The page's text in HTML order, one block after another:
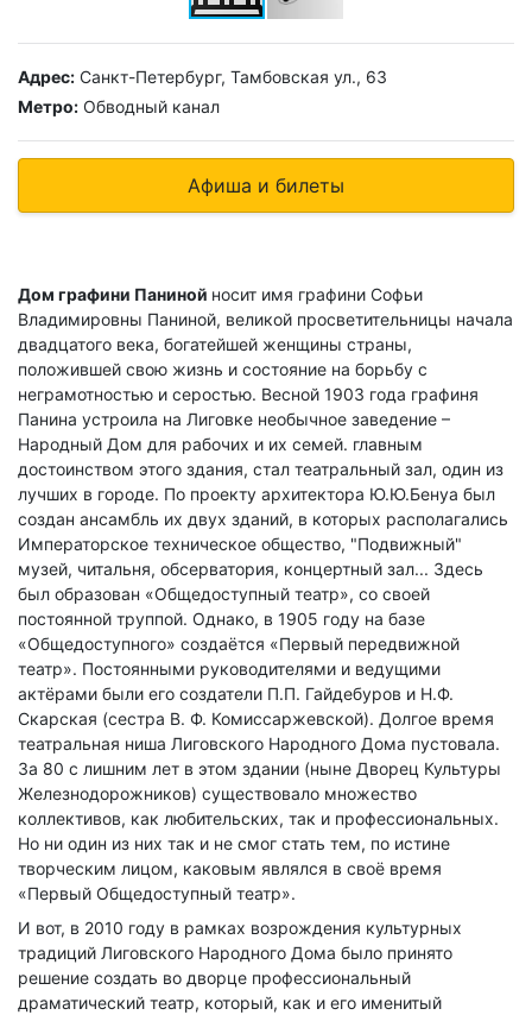
Адрес: Санкт-Петербург, Тамбовская ул., 63
Метро: Обводный канал
Афиша и билеты
Дом графини Паниной носит имя графини Софьи
Владимировны Паниной, великой просветительницы начала
двадцатого века, богатейшей женщины страны,
положившей свою жизнь и состояние на борьбу с
неграмотностью и серостью. Весной 1903 года графиня
Панина устроила на Лиговке необычное заведение –
Народный Дом для рабочих и их семей. главным
достоинством этого здания, стал театральный зал, один из
лучших в городе. По проекту архитектора Ю.Ю.Бенуа был
создан ансамбль их двух зданий, в которых располагались
Императорское техническое общество, "Подвижный"
музей, читальня, обсерватория, концертный зал... Здесь
был образован «Общедоступный театр», со своей
постоянной труппой. Однако, в 1905 году на базе
«Общедоступного» создаётся «Первый передвижной
театр». Постоянными руководителями и ведущими
актёрами были его создатели П.П. Гайдебуров и Н.Ф.
Скарская (сестра В. Ф. Комиссаржевской). Долгое время
театральная ниша Лиговского Народного Дома пустовала.
За 80 с лишним лет в этом здании (ныне Дворец Культуры
Железнодорожников) существовало множество
коллективов, как любительских, так и профессиональных.
Но ни один из них так и не смог стать тем, по истине
творческим лицом, каковым являлся в своё время
«Первый Общедоступный театр».
И вот, в 2010 году в рамках возрождения культурных
традиций Лиговского Народного Дома было принято
решение создать во дворце профессиональный
драматический театр, который, как и его именитый